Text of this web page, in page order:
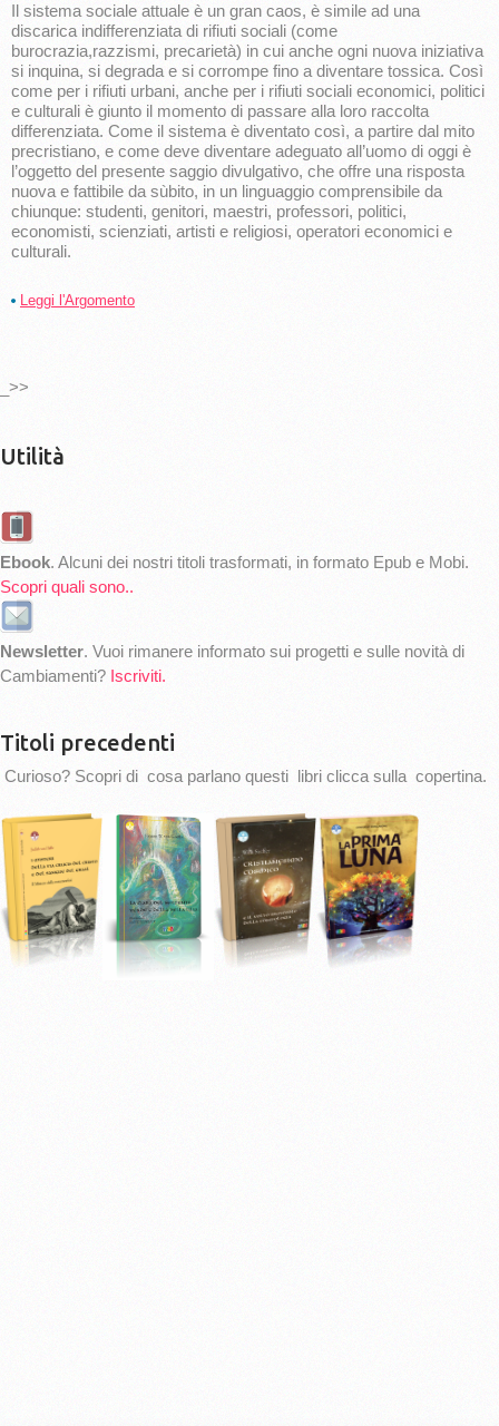
Il sistema sociale attuale è un gran caos, è simile ad una
discarica indifferenziata di rifiuti sociali (come
burocrazia,razzismi, precarietà) in cui anche ogni nuova iniziativa
si inquina, si degrada e si corrompe fino a diventare tossica. Così
come per i rifiuti urbani, anche per i rifiuti sociali economici, politici
e culturali è giunto il momento di passare alla loro raccolta
differenziata. Come il sistema è diventato così, a partire dal mito
precristiano, e come deve diventare adeguato all’uomo di oggi è
l’oggetto del presente saggio divulgativo, che offre una risposta
nuova e fattibile da sùbito, in un linguaggio comprensibile da
chiunque: studenti, genitori, maestri, professori, politici,
economisti, scienziati, artisti e religiosi, operatori economici e
culturali.
Leggi l'Argomento
_>>
Utilità
Ebook. Alcuni dei nostri titoli trasformati, in formato Epub e Mobi.
Scopri quali sono..
Newsletter. Vuoi rimanere informato sui progetti e sulle novità di
Cambiamenti? Iscriviti.
Titoli precedenti
Curioso? Scopri di cosa parlano questi libri clicca sulla copertina.